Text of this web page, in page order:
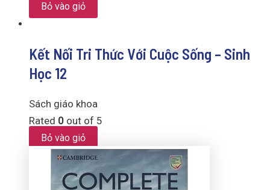
Bỏ vào giỏ
Kết Nối Tri Thức Với Cuộc Sống – Sinh
Học 12
Sách giáo khoa
Rated 0 out of 5
Bỏ vào giỏ